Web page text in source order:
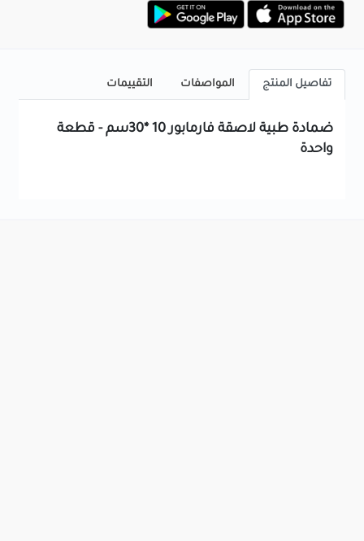
تفاصيل المنتج المواصفات التقييمات
ضمادة طبية لاصقة فارمابور 10 *30سم - قطعة
واحدة